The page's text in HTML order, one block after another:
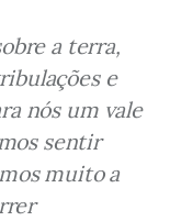
a terra,
e
nós um vale
sentir
muito a